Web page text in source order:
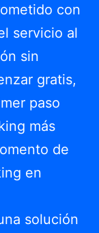
con
servicio al
sin
gratis,
paso
más
de
en
solución